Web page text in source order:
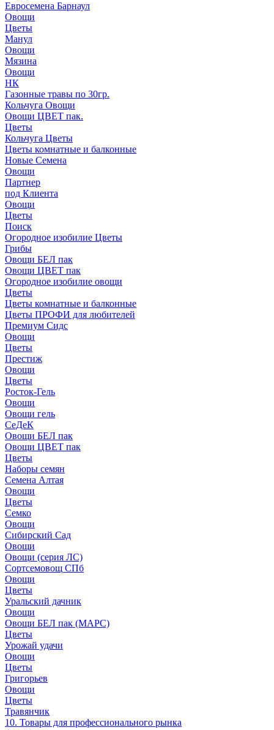
Евросемена Барнаул
Овощи
Цветы
Манул
Овощи
Мязина
Овощи
НК
Газонные травы по 30гр.
Кольчуга Овощи
Овощи ЦВЕТ пак.
Цветы
Кольчуга Цветы
Цветы комнатные и балконные
Новые Семена
Овощи
Партнер
под Клиента
Овощи
Цветы
Поиск
Огородное изобилие Цветы
Грибы
Овощи БЕЛ пак
Овощи ЦВЕТ пак
Огородное изобилие овощи
Цветы
Цветы комнатные и балконные
Цветы ПРОФИ для любителей
Премиум Сидс
Овощи
Цветы
Престиж
Овощи
Цветы
Росток-Гель
Овощи
Овощи гель
СеДеК
Овощи БЕЛ пак
Овощи ЦВЕТ пак
Цветы
Наборы семян
Семена Алтая
Овощи
Цветы
Семко
Овощи
Сибирский Сад
Овощи
Овощи (серия ЛС)
Сортсемовощ СПб
Овощи
Цветы
Уральский дачник
Овощи
Овощи БЕЛ пак (МАРС)
Цветы
Урожай удачи
Овощи
Цветы
Григорьев
Овощи
Цветы
Травянчик
10. Товары для профессионального рынка